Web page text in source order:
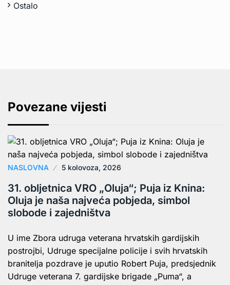
Ostalo
Povezane vijesti
NASLOVNA 5 kolovoza, 2026
31. obljetnica VRO „Oluja“; Puja iz Knina:
Oluja je naša najveća pobjeda, simbol
slobode i zajedništva
U ime Zbora udruga veterana hrvatskih gardijskih
postrojbi, Udruge specijalne policije i svih hrvatskih
branitelja pozdrave je uputio Robert Puja, predsjednik
Udruge veterana 7. gardijske brigade „Puma“, a